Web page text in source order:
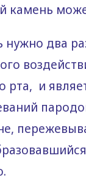
камень
два
рта, и